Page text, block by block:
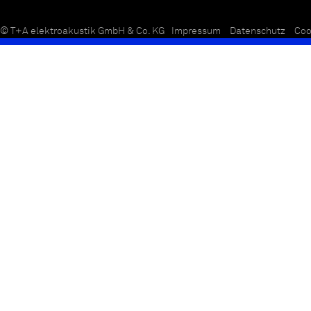
© T+A elektroakustik GmbH & Co. KG Impressum Datenschutz